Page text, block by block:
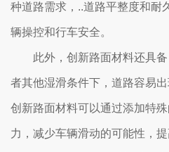
种道路需求，..道路平整度和耐
辆操控和行车安全。
此外，创新路面材料还具
者其他湿滑条件下，道路容易
创新路面材料可以通过添加特
力，减少车辆滑动的可能性，提